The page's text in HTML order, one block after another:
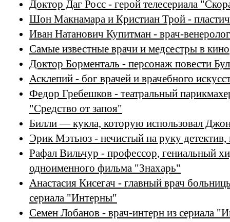
Доктор Даг Росс - герой телесериала
Шон Макнамара и Кристиан Трой -
Иван Натанович Купитман - врач-
Самые известные врачи и медсестры в кино
Доктор Борменталь - персонаж повести
Асклепий - бог врачей и врачебного
Федор Гребешков - театральный
"Средство от запоя"
Билли — кукла, которую использовал
Эрик Мэтьюз - нечистый на руку
Рафал Вильчур - профессор, гениальный
одноименного фильма "Знахарь"
Анастасия Кисегач - главный врач
сериала "Интерны"
Семен Лобанов - врач-интерн из сериала